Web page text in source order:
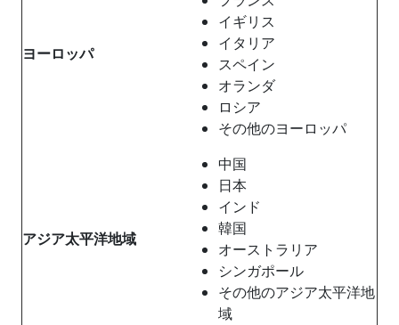
ヨーロッパ
イギリス
イタリア
スペイン
オランダ
ロシア
その他のヨーロッパ
アジア太平洋地域
中国
日本
インド
韓国
オーストラリア
シンガポール
その他のアジア太平洋地
域